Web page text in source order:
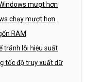
mượt hơn
chạy mượt hơn
RAM
tránh lỗi hiệu suất
tốc độ truy xuất dữ